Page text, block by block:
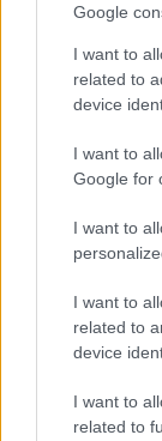
Google
I want to
related to
device
I want to
Google for
I want to
I want to
related to
device
I want to
related to
ευρώ και
κουζίνας
3-3-3
που
Οι